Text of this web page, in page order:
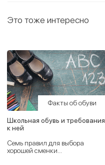
Это тоже интересно
Факты об обуви
Школьная обувь и требования
к ней
Семь правил для выбора
хорошей сменки...